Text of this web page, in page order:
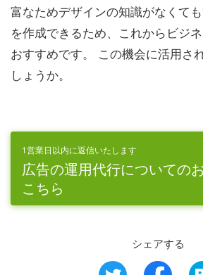
富なためデザインの知識がなくて
を作成できるため、これからビジ
おすすめです。 この機会に活用さ
しょうか。
1営業日以内に返信いたします
広告の運用代行についての
こちら
シェアする